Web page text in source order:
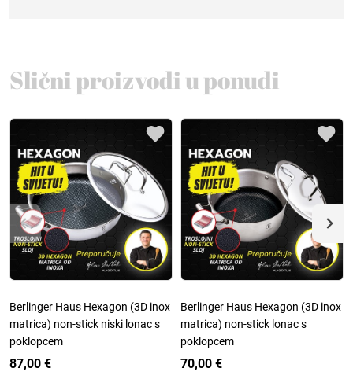
Slični proizvodi u ponudi
Berlinger Haus Hexagon (3D inox
matrica) non-stick niski lonac s
poklopcem
87,00 €
Berlinger Haus Hexagon (3D inox
matrica) non-stick lonac s
poklopcem
70,00 €